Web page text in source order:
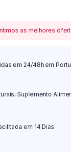
as melhores
em 24/48h em
Suplemento
em 14 Dias